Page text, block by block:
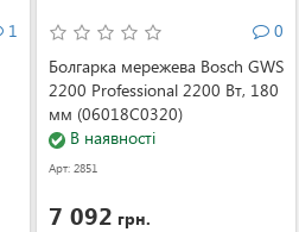
1
0
Болгарка мережева Bosch GWS
2200 Professional 2200 Вт, 180
мм (06018C0320)
В наявності
Арт: 2851
7 092 грн.